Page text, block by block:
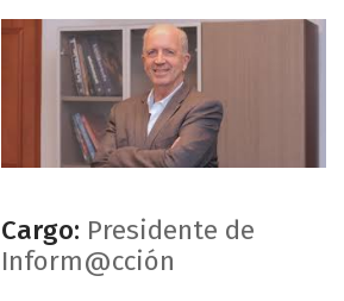
Cargo: Presidente de
Inform@cción